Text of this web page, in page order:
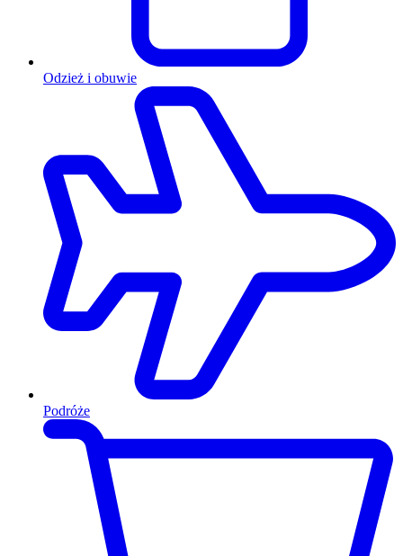
Odzież i obuwie
Podróże